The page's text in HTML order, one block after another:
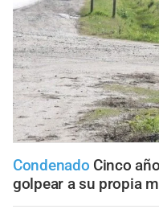
Condenado Cinco
golpear a su propia